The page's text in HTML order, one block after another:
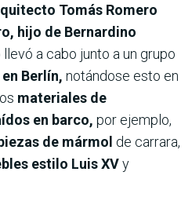
Tomás Romero
hijo de Bernardino
a cabo junto a un grupo
Berlín, notándose esto en
materiales de
en barco, por ejemplo,
de mármol de carrara,
estilo Luis XVy